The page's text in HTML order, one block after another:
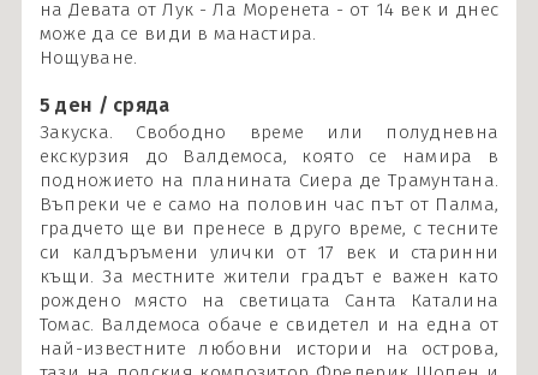
на Девата от Лук - Ла Моренета - от 14 век и днес
може да се види в манастира.
Нощуване.
5 ден / сряда
Закуска. Свободно време или полудневна
екскурзия до Валдемоса, която се намира в
подножието на планината Сиера де Трамунтана.
Въпреки че е само на половин час път от Палма,
градчето ще ви пренесе в друго време, с тесните
си калдъръмени улички от 17 век и старинни
къщи. За местните жители градът е важен като
рождено място на светицата Санта Каталина
Томас. Валдемоса обаче е свидетел и на една от
най-известните любовни истории на острова,